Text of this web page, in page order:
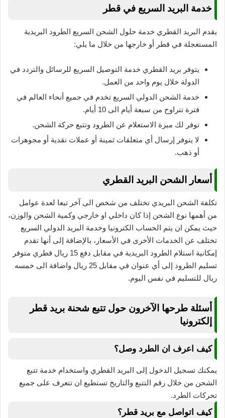
خدمة البريد السريع في قطر
يقدم البريد القطري خدمة حلول الشحن السريع الطرود البريدية
المستعجلة في قطر أو خارجها من خلال ما يلي:
يتوفر بريد القطري خدمة التوصيل السريع للرسائل والتردد في
الدولة خلال يوم واحد من العمل.
خدمة الشحن الدولي السريع تخدم في جميع أنحاء العالم في
فترة تتراوح من سبعة أيام الى 10 أيام.
توفر لك ميزة الاستعلام عن الطرود وتتبع حركة الشحن.
لا يتوفر إرسال أي متعلقات ثمينة أو عملات نقدية أو مجوهرات
أو ذهب.
أسعار الشحن البريد القطري
تكلفة الشحن البريدي تختلف من شخص الى آخر تبعا لعدة عوامل
من أهمها نوع الشحن إذا كان داخلي او خارجي وكمية الشحن والوزن،
حيث يمكن ان يتم الحساب الكترونيا وخدمة البريد الدولي السريع
تختلف عن الخدمات الأخرى في الأسعار، بالإضافة إلى أنها تقدم
إمكانية استلام الطرود البريدية في مقابل دفع 15 ريال قطري متوفر
تسليم الطرود إلى أي عنوان في مقابل 25 ريال واضافة الى خمسه
ريال للتسليم في نفس اليوم.
أسئلة طرحها الآخرون حول تتبع شحنة بريد قطر
إلكترونيا
كيف اعرف ان الطرد وصل؟
يمكنك تسجيل الدخول إلى البريد القطري واستخدام خدمة تتبع
الشحن من خلال رقم التتبع والتاريخ تستطيع ان تتعرف على جميع
تحركات الطرد.
كيف اتواصل مع بريد قطر؟